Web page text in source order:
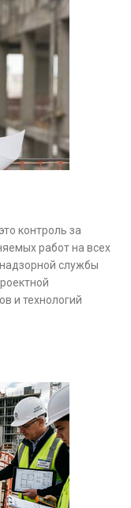
контроль за
работ на всех
службы
и технологий